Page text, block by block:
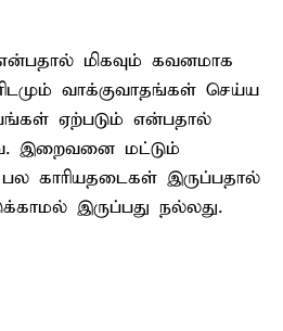
மிகவும் கவனமாக
வாக்குவாதங்கள் செய்ய
ஏற்படும் என்பதால்
இறைவனை மட்டும்
பல காரியதடைகள் இருப்பதால்
இருப்பது நல்லது.